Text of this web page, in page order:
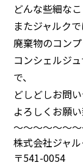
どんな些細な
またジャルクで
廃棄物のコンプ
コンシェルジ
で、
どしどしお問
よろしくお願い
～～～～～～
株式会社ジャル
〒541-0054